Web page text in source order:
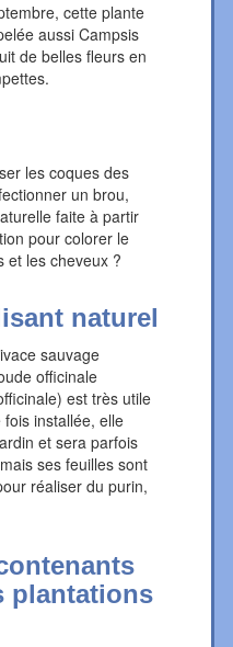
cette plante
aussi Campsis
de belles fleurs en
les coques des
un brou,
faite à partir
pour colorer le
et les cheveux ?
naturel
sauvage
officinale
est très utile
installée, elle
et sera parfois
ses feuilles sont
réaliser du purin,
plantations